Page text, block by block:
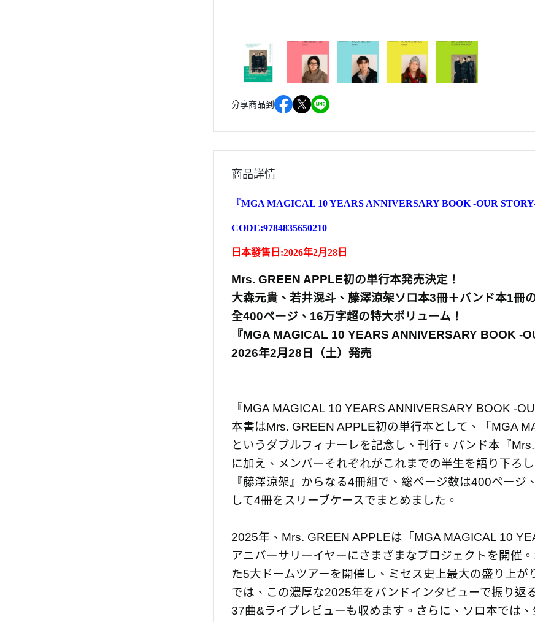
分享商品到
商品詳情
『MGA MAGICAL 10 YEARS ANNIVERSARY BOOK -OUR
CODE:9784835650210
日本發售日:2026年2月28日
Mrs. GREEN APPLE初の単行本発売決定！
大森元貴、若井滉斗、藤澤涼架ソロ本3冊＋バンド本1冊
全400ページ、16万字超の特大ボリューム！
『MGA MAGICAL 10 YEARS ANNIVERSARY BOOK -
2026年2月28日（土）発売
『MGA MAGICAL 10 YEARS ANNIVERSARY BOOK -
本書はMrs. GREEN APPLE初の単行本として、「MGA
というダブルフィナーレを記念し、刊行。バンド本『
に加え、メンバーそれぞれがこれまでの半生を語り下ろ
『藤澤涼架』からなる4冊組で、総ページ数は400ページ
して4冊をスリーブケースでまとめました。
2025年、Mrs. GREEN APPLEは「MGA MAGICAL 10
アニバーサリーイヤーにさまざまなプロジェクトを開催
た5大ドームツアーを開催し、ミセス史上最大の盛り上
では、この濃厚な2025年をバンドインタビューで振り返
37曲&ライブレビューも収めます。さらに、ソロ本では